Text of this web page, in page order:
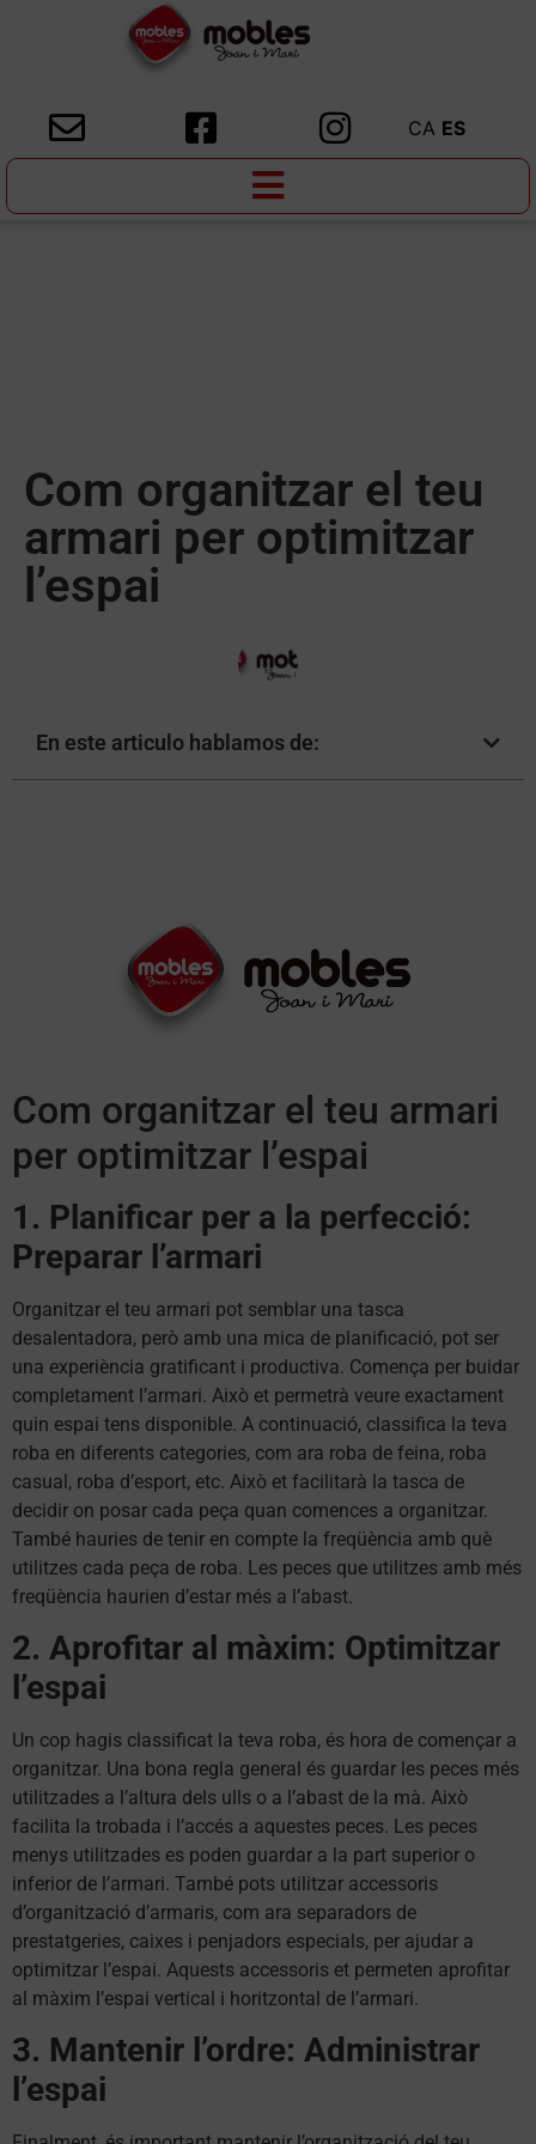
CA ES
Com organitzar el teu
armari per optimitzar
l’espai
En este articulo hablamos de:
Com organitzar el teu armari
per optimitzar l’espai
1. Planificar per a la perfecció:
Preparar l’armari
Organitzar el teu armari pot semblar una tasca
desalentadora, però amb una mica de planificació, pot ser
una experiència gratificant i productiva. Comença per buidar
completament l’armari. Això et permetrà veure exactament
quin espai tens disponible. A continuació, classifica la teva
roba en diferents categories, com ara roba de feina, roba
casual, roba d’esport, etc. Això et facilitarà la tasca de
decidir on posar cada peça quan comences a organitzar.
També hauries de tenir en compte la freqüència amb què
utilitzes cada peça de roba. Les peces que utilitzes amb més
freqüència haurien d’estar més a l’abast.
2. Aprofitar al màxim: Optimitzar
l’espai
Un cop hagis classificat la teva roba, és hora de començar a
organitzar. Una bona regla general és guardar les peces més
utilitzades a l’altura dels ulls o a l’abast de la mà. Això
facilita la trobada i l’accés a aquestes peces. Les peces
menys utilitzades es poden guardar a la part superior o
inferior de l’armari. També pots utilitzar accessoris
d’organització d’armaris, com ara separadors de
prestatgeries, caixes i penjadors especials, per ajudar a
optimitzar l’espai. Aquests accessoris et permeten aprofitar
al màxim l’espai vertical i horitzontal de l’armari.
3. Mantenir l’ordre: Administrar
l’espai